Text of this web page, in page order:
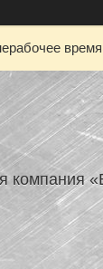
компания